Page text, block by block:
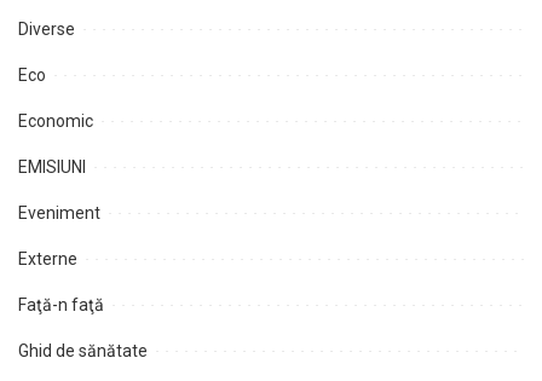
Diverse
Eco
Economic
EMISIUNI
Eveniment
Externe
Faţă-n faţă
Ghid de sănătate